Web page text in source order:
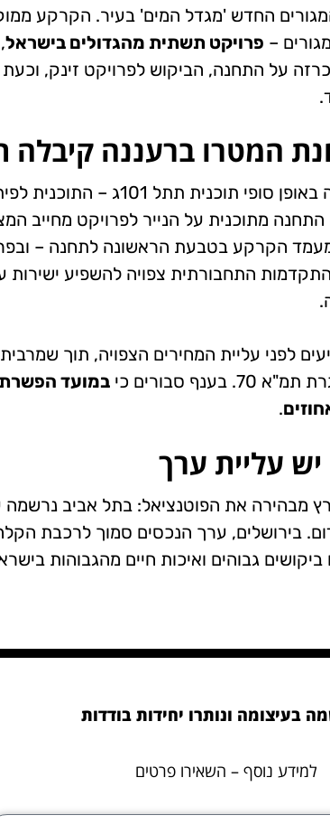
החדש 'מגדל המים' בעיר. הקרקע
– פרויקט תשתית מהגדולים בישראל
על התחנה, הביקוש לפרויקט זינק,
המטרו ברעננה קיבלה
בתאריך 20.5.2025 אושרה באופן
מתוכנית על הנייר לפרויקט מחייב
הקרקע בטבעת הראשונה לתחנה –
ההתקדמות התחבורתית צפויה להשפיע
לפני עליית המחירים הצפויה, תוך
סבורים כי
במועד
.
עליית ערך
גבוהים ואיכות חיים מהגבוהות
בעיצומה ונותרו יחידות בודדות
למידע נוסף – השאירו פרטים